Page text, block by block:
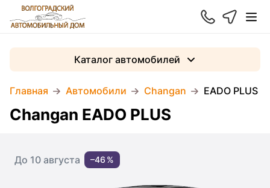
Главная Автомобили Changan EADO PLUS
Каталог автомобилей
Changan EADO PLUS
До 10 августа –46 %